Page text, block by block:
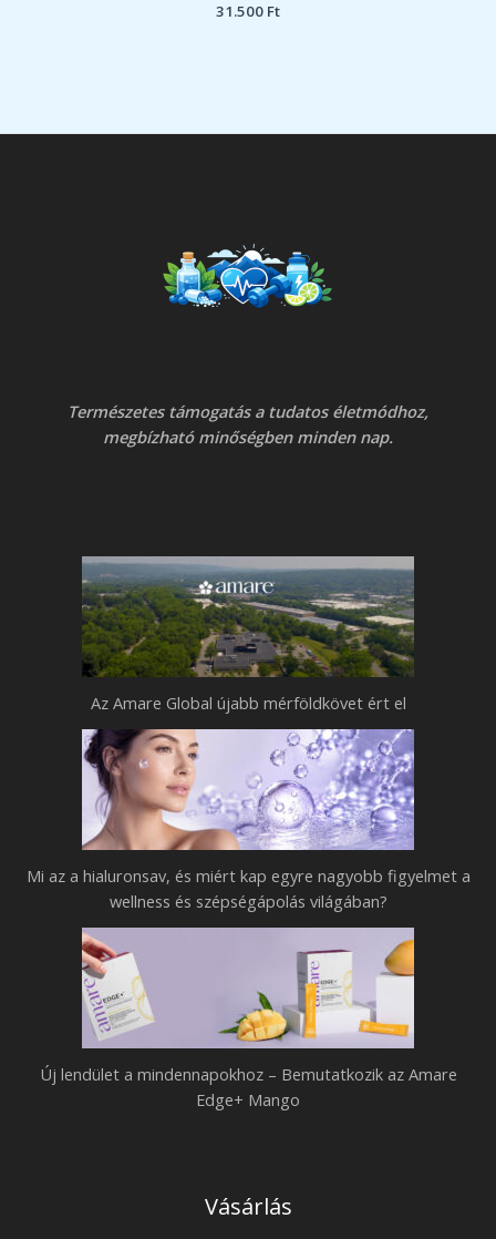
31.500 Ft
Természetes támogatás a tudatos életmódhoz,
megbízható minőségben minden nap.
Az Amare Global újabb mérföldkövet ért el
Mi az a hialuronsav, és miért kap egyre nagyobb figyelmet a
wellness és szépségápolás világában?
Új lendület a mindennapokhoz – Bemutatkozik az Amare
Edge+ Mango
Vásárlás